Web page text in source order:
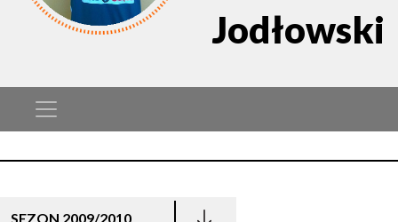
Jodłowski
SEZON 2009/2010